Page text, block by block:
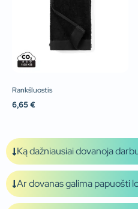
Rankšluostis
6,65 €
Ką dažniausiai dovanoja
Ar dovanas galima papuošti